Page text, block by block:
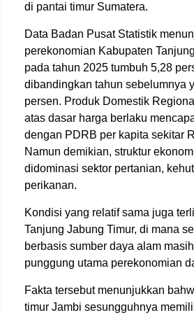
di pantai timur Sumatera.
Data Badan Pusat Statistik
perekonomian Kabupaten
pada tahun 2025 tumbuh 5,28
dibandingkan tahun sebelumnya
persen. Produk Domestik
atas dasar harga berlaku
dengan PDRB per kapita sekitar
Namun demikian, struktur
didominasi sektor pertanian,
perikanan.
Kondisi yang relatif sama juga
Tanjung Jabung Timur, di mana
berbasis sumber daya alam
punggung utama perekonomian
Fakta tersebut menunjukkan
timur Jambi sesungguhnya